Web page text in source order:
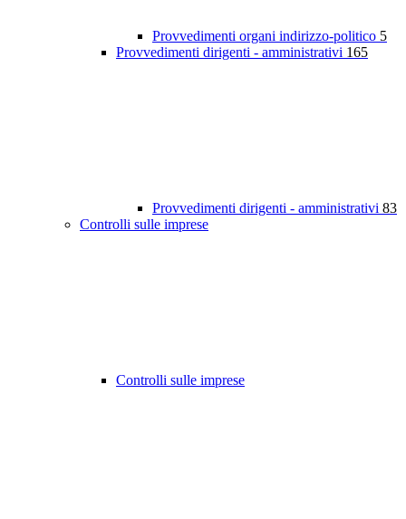
Provvedimenti organi indirizzo-politico 5
Provvedimenti dirigenti - amministrativi 165
Provvedimenti dirigenti - amministrativi 83
Controlli sulle imprese
Controlli sulle imprese